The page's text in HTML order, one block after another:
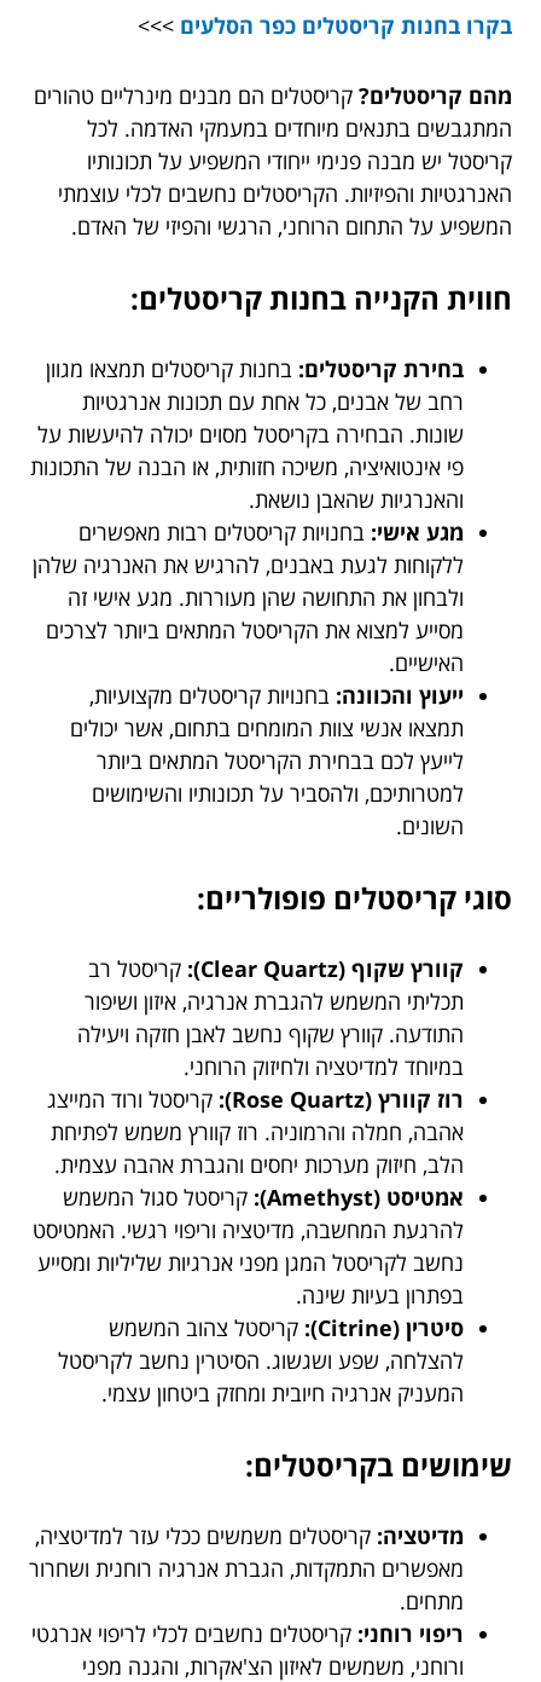
בקרו בחנות קריסטלים כפר הסלעים >>>
מהם קריסטלים? קריסטלים הם מבנים מינרליים טהורים
המתגבשים בתנאים מיוחדים במעמקי האדמה. לכל
קריסטל יש מבנה פנימי ייחודי המשפיע על תכונותיו
האנרגטיות והפיזיות. הקריסטלים נחשבים לכלי עוצמתי
המשפיע על התחום הרוחני, הרגשי והפיזי של האדם.
חווית הקנייה בחנות קריסטלים:
בחירת קריסטלים: בחנות קריסטלים תמצאו מגוון
רחב של אבנים, כל אחת עם תכונות אנרגטיות
שונות. הבחירה בקריסטל מסוים יכולה להיעשות על
פי אינטואיציה, משיכה חזותית, או הבנה של התכונות
והאנרגיות שהאבן נושאת.
מגע אישי: בחנויות קריסטלים רבות מאפשרים
ללקוחות לגעת באבנים, להרגיש את האנרגיה שלהן
ולבחון את התחושה שהן מעוררות. מגע אישי זה
מסייע למצוא את הקריסטל המתאים ביותר לצרכים
האישיים.
ייעוץ והכוונה: בחנויות קריסטלים מקצועיות,
תמצאו אנשי צוות המומחים בתחום, אשר יכולים
לייעץ לכם בבחירת הקריסטל המתאים ביותר
למטרותיכם, ולהסביר על תכונותיו והשימושים
השונים.
סוגי קריסטלים פופולריים:
קוורץ שקוף (Clear Quartz):
קריסטל רב
תכליתי המשמש להגברת אנרגיה, איזון ושיפור
התודעה. קוורץ שקוף נחשב לאבן חזקה ויעילה
במיוחד למדיטציה ולחיזוק הרוחני.
רוז קוורץ (Rose Quartz):
קריסטל ורוד המייצג
אהבה, חמלה והרמוניה. רוז קוורץ משמש לפתיחת
הלב, חיזוק מערכות יחסים והגברת אהבה עצמית.
אמטיסט (Amethyst):
קריסטל סגול המשמש
להרגעת המחשבה, מדיטציה וריפוי רגשי. האמטיסט
נחשב לקריסטל המגן מפני אנרגיות שליליות ומסייע
בפתרון בעיות שינה.
סיטרין (Citrine):
קריסטל צהוב המשמש
להצלחה, שפע ושגשוג. הסיטרין נחשב לקריסטל
המעניק אנרגיה חיובית ומחזק ביטחון עצמי.
שימושים בקריסטלים:
מדיטציה: קריסטלים משמשים ככלי עזר למדיטציה,
מאפשרים התמקדות, הגברת אנרגיה רוחנית ושחרור
מתחים.
ריפוי רוחני: קריסטלים נחשבים לכלי לריפוי אנרגטי
ורוחני, משמשים לאיזון הצ'אקרות, והגנה מפני